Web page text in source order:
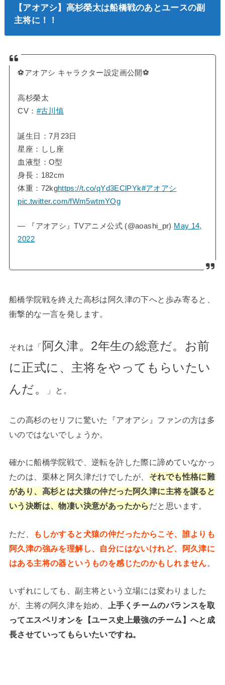
【アオアシ】高杉榮太は船橋戦のあとユースの副
主将に！！
⚽アオアシ キャラクター設定画公開⚽️
高杉榮太
CV： #古川慎
誕生日：7月23日
星座：しし座
血液型：O型
身長：182cm
体重：72kghttps://t.co/qYd3EClPYk#アオアシ
pic.twitter.com/fWm5wtmYOg
— 『アオアシ』TVアニメ公式 (@aoashi_pr) May 14,
2022
船橋学院戦を終えた高杉は阿久津の下へと歩み寄ると、
衝撃的な一言を発します。
それは「阿久津。2年生の総意だ。お前
に正式に、主将をやってもらいたい
んだ。
」と。
この高杉のセリフに驚いた『アオアシ』ファンの方は多
いのではないでしょうか。
確かに船橋学院戦で、逆転を許した際に諦めていなかっ
たのは、栗林と阿久津だけでしたが、 それでも性格に難
があり、高杉とは犬猿の仲だった阿久津に主将を譲ると
いう決断は、物凄い決意があったから だと思います。
ただ、
もしかすると犬猿の仲だったからこそ、誰よりも
阿久津の強みを理解し、自分にはないけれど、阿久津に
はある主将の器というものを感じたのかもしれません。
いずれにしても、副主将という立場には変わりました
が、主将の阿久津を始め、
上手くチームのバランスを取
ってエスペリオンを【ユース史上最強のチーム】へと成
長させていってもらいたいですね。